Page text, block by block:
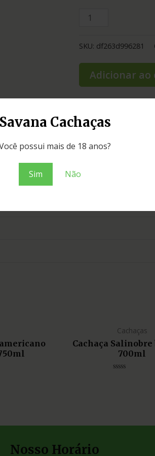
Savana Cachaças
possui mais de 18 anos?
Sim Não
SKU: df263d996281
Adicionar ao
Cachaças
Cachaça
700ml
Nosso Horário